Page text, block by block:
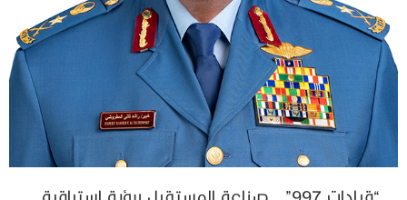
“قيادات 997”.. صناعة المستقبل برؤية استباقية